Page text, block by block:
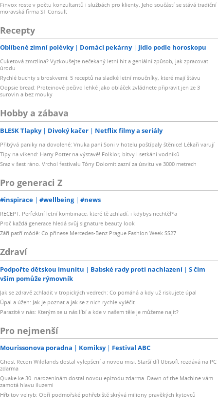
Finvox roste v počtu konzultantů i službách pro klienty. Jeho součástí se stává tradiční
moravská firma ST Consult
Recepty
Oblíbené zimní polévky Domácí pekárny Jídlo podle horoskopu
Cuketová zmrzlina? Vyzkoušejte nečekaný letní hit a geniální způsob, jak zpracovat
úrodu
Rychlé buchty s broskvemi: 5 receptů na sladké letní moučníky, které mají šťávu
Oopsie bread: Proteinové pečivo lehké jako obláček zvládnete připravit jen ze 3
surovin a bez mouky
Hobby a zábava
BLESK Tlapky Divoký kačer Netflix filmy a seriály
Přibývá paniky na dovolené: Vnuka paní Soni v hotelu poštípaly štěnice! Lékaři varují
Tipy na víkend: Harry Potter na výstavě! Folklor, bitvy i setkání vodníků
Sraz v šest ráno. Vrchol festivalu Tóny Dolomit zazní za úsvitu ve 3000 metrech
Pro generaci Z
#inspirace #wellbeing #news
RECEPT: Perfektní letní kombinace, které tě zchladí, i kdybys nechtěl*a
Proč každá generace hledá svůj signature beauty look
Září patří módě: Co přinese Mercedes-Benz Prague Fashion Week SS27
Zdraví
Podpořte dětskou imunitu Babské rady proti nachlazení
S čím
vším pomůže rýmovník
Jak se zdravě zchladit v tropických vedrech: Co pomáhá a kdy už riskujete úpal
Úpal a úžeh: Jak je poznat a jak se z nich rychle vyléčit
Parazité v nás: Kterým se u nás líbí a kde v našem těle je můžeme najít?
Pro nejmenší
Mourissonova poradna Komiksy Festival ABC
Ghost Recon Wildlands dostal vylepšení a novou misi. Starší díl Ubisoft rozdává na PC
zdarma
Quake ke 30. narozeninám dostal novou epizodu zdarma. Dawn of the Machine vám
zamotá hlavu iluzemi
Hřbitov velryb: Obří podmořské pohřebiště skrývá miliony pravěkých kytovců